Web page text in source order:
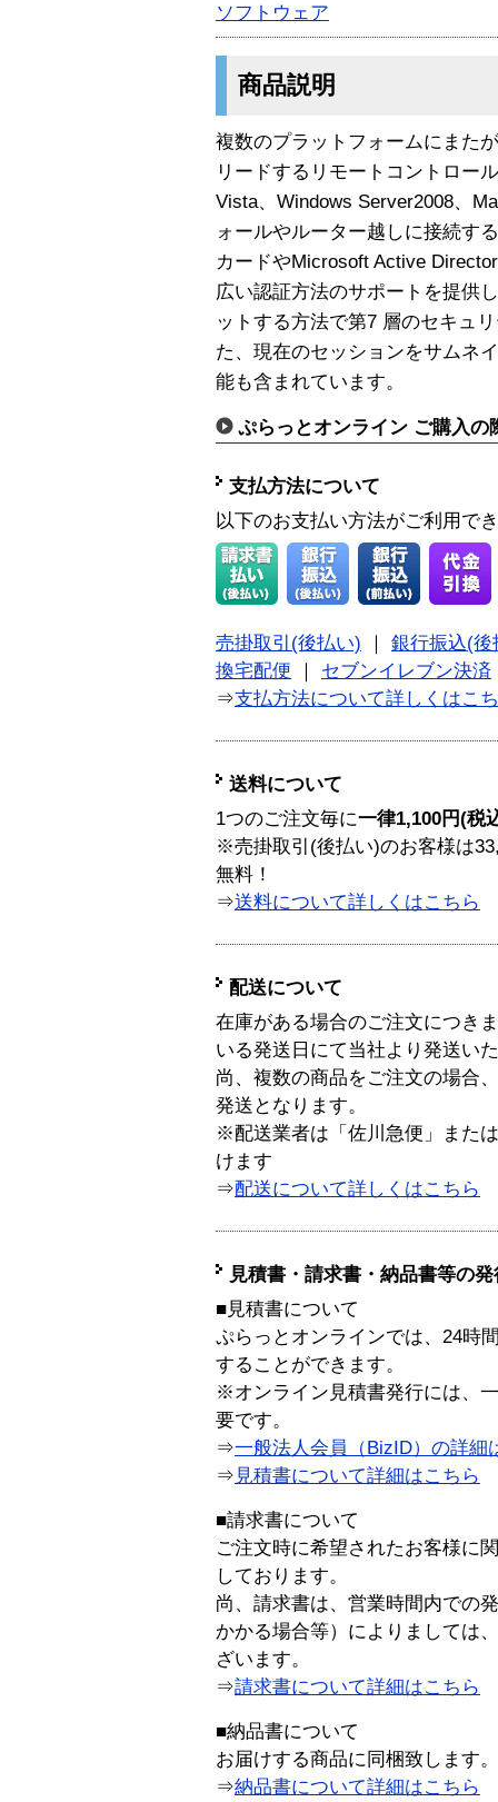
ソフトウェア
商品説明
複数のプラットフォームにまた
リードするリモートコントロー
Vista、Windows Server2008、
ォールやルーター越しに接続す
カードやMicrosoft Active
広い認証方法のサポートを提供
ットする方法で第7 層のセキュ
た、現在のセッションをサムネ
能も含まれています。
ぷらっとオンライン ご購入の
支払方法について
以下のお支払い方法がご利用で
売掛取引(後払い)
銀行振込(後
換宅配便
セブンイレブン決済
⇒支払方法について詳しくはこ
送料について
1つのご注文毎に一律1,100円(税
※売掛取引(後払い)のお客様は
無料！
⇒送料について詳しくはこちら
配送について
在庫がある場合のご注文につき
いる発送日にて当社より発送い
尚、複数の商品をご注文の場合
発送となります。
※配送業者は「佐川急便」また
けます
⇒配送について詳しくはこちら
見積書・請求書・納品書等の
■見積書について
ぷらっとオンラインでは、24時
することができます。
※オンライン見積書発行には、
要です。
⇒一般法人会員（BizID）の詳細
⇒ 見積書について詳細はこちら
■請求書について
ご注文時に希望されたお客様に
しております。
尚、請求書は、営業時間内での
かかる場合等）によりましては
ざいます。
⇒請求書について詳細はこちら
■納品書について
お届けする商品に同梱致します。
⇒納品書について詳細はこちら